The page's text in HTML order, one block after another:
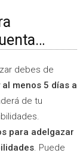
debes de
menos 5 días a
de tu
para adelgazar
. Puede